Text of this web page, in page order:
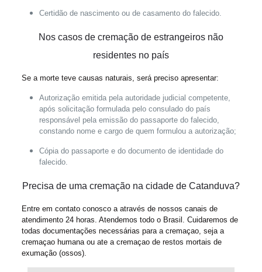
Certidão de nascimento ou de casamento do falecido.
Nos casos de cremação de estrangeiros não
residentes no país
Se a morte teve causas naturais, será preciso apresentar:
Autorização emitida pela autoridade judicial competente,
após solicitação formulada pelo consulado do país
responsável pela emissão do passaporte do falecido,
constando nome e cargo de quem formulou a autorização;
Cópia do passaporte e do documento de identidade do
falecido.
Precisa de uma cremação na cidade de Catanduva?
Entre em contato conosco a através de nossos canais de
atendimento 24 horas. Atendemos todo o Brasil. Cuidaremos de
todas documentações necessárias para a cremaçao, seja a
cremaçao humana ou ate a cremaçao de restos mortais de
exumação (ossos).